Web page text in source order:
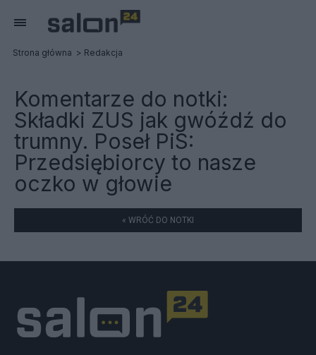
Strona główna Redakcja
Komentarze do notki:
Składki ZUS jak gwóźdź do
trumny. Poseł PiS:
Przedsiębiorcy to nasze
oczko w głowie
« WRÓĆ DO NOTKI